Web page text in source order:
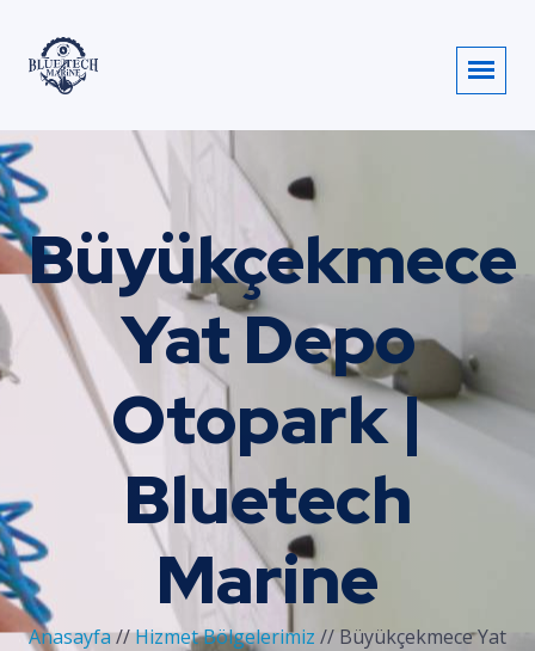
Büyükçekmece
Yat Depo
Otopark |
Bluetech
Marine
Anasayfa//Hizmet Bölgelerimiz // Büyükçekmece Yat